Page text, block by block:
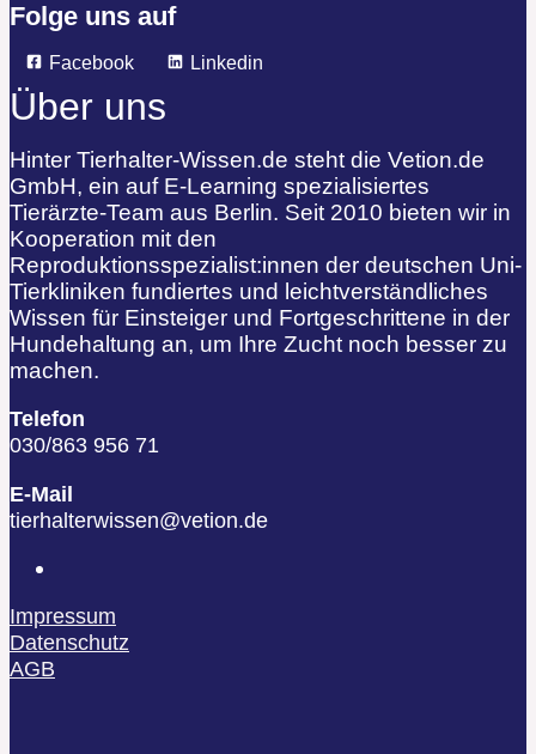
Folge uns auf
Facebook Linkedin
Über uns
Hinter Tierhalter-Wissen.de steht die Vetion.de
GmbH, ein auf E-Learning spezialisiertes
Tierärzte-Team aus Berlin. Seit 2010 bieten wir in
Kooperation mit den
Reproduktionsspezialist:innen der deutschen Uni-
Tierkliniken fundiertes und leichtverständliches
Wissen für Einsteiger und Fortgeschrittene in der
Hundehaltung an, um Ihre Zucht noch besser zu
machen.
Telefon
030/863 956 71
E-Mail
tierhalterwissen@vetion.de
Impressum
Datenschutz
AGB